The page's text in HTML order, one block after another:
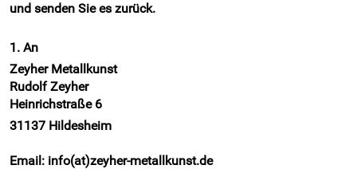
und senden Sie es zurück.
1. An
Zeyher Metallkunst
Rudolf Zeyher
Heinrichstraße 6
31137 Hildesheim
Email: info(at)zeyher-metallkunst.de